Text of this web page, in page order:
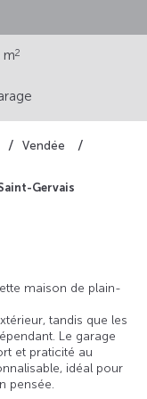
Vendée
Gervais
m2
maison de plain-
tandis que les
Le garage
et praticité au
idéal pour
pensée.